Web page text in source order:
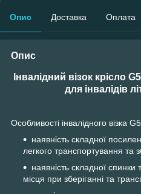
Опис Доставка Оплата
Опис
Інвалідний візок крісло
для інвалідів
Особливості інвалідного візка
наявність складної
легкого транспортування та
наявність складної спинки
місця при зберіганні та